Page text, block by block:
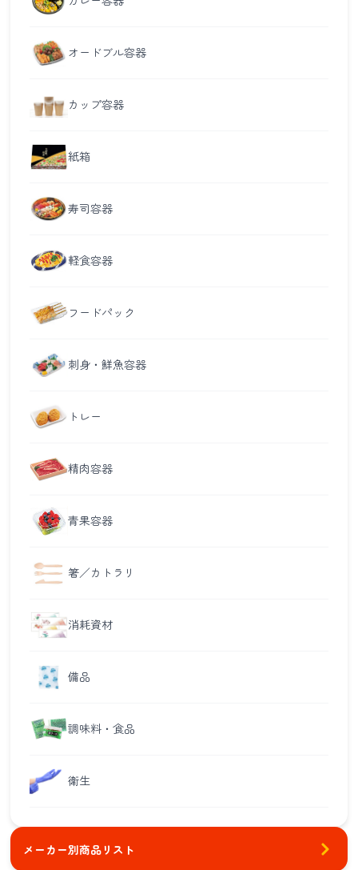
オードブル容器
カップ容器
紙箱
寿司容器
軽食容器
フードパック
刺身・鮮魚容器
トレー
精肉容器
青果容器
箸／カトラリ
消耗資材
備品
調味料・食品
衛生
メーカー別商品リスト